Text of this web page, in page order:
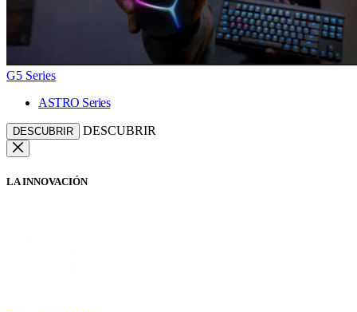
G5 Series
ASTRO Series
DESCUBRIR DESCUBRIR
LA INNOVACIÓN